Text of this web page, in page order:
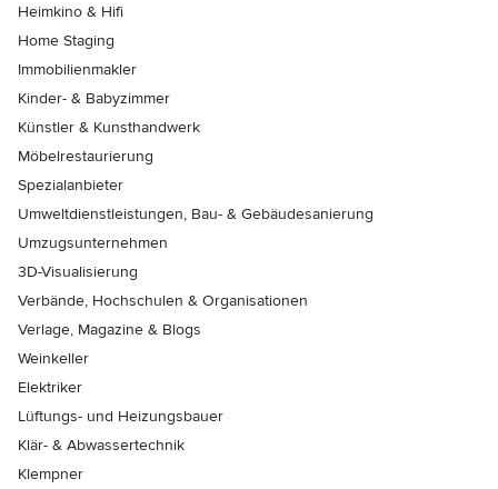
Heimkino & Hifi
Home Staging
Immobilienmakler
Kinder- & Babyzimmer
Künstler & Kunsthandwerk
Möbelrestaurierung
Spezialanbieter
Umweltdienstleistungen, Bau- & Gebäudesanierung
Umzugsunternehmen
3D-Visualisierung
Verbände, Hochschulen & Organisationen
Verlage, Magazine & Blogs
Weinkeller
Elektriker
Lüftungs- und Heizungsbauer
Klär- & Abwassertechnik
Klempner